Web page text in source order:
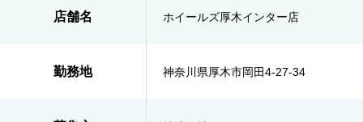
店舗名 ホイールズ厚木インター店
勤務地 神奈川県厚木市岡田4-27-34